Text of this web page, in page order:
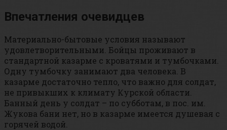
Впечатления очевидцев
Материально-бытовые условия называют
удовлетворительными. Бойцы проживают в
стандартной казарме с кроватями и тумбочками.
Одну тумбочку занимают два человека. В
казарме достаточно тепло, что важно для солдат,
не привыкших к климату Курской области.
Банный день у солдат – по субботам, в пос. им.
Жукова бани нет, но в казарме имеется душевая с
горячей водой.